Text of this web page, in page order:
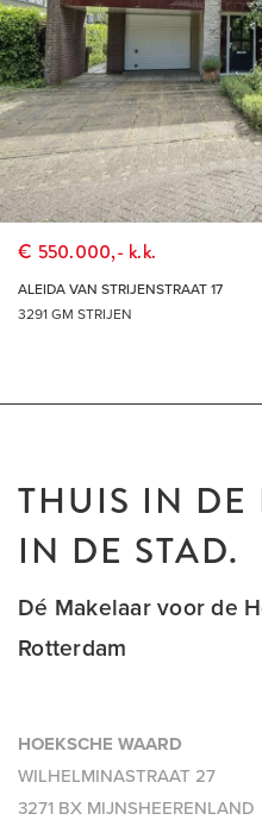
€ 550.000,- k.k.
ALEIDA VAN STRIJENSTRAAT 17
3291 GM STRIJEN
THUIS IN DE
IN DE STAD.
Dé Makelaar voor de
Rotterdam
HOEKSCHE WAARD
WILHELMINASTRAAT 27
3271 BX MIJNSHEERENLAND